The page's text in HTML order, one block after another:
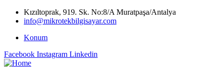
Kızıltoprak, 919. Sk. No:8/A Muratpaşa/Antalya
info@mikrotekbilgisayar.com
Konum
Facebook Instagram Linkedin